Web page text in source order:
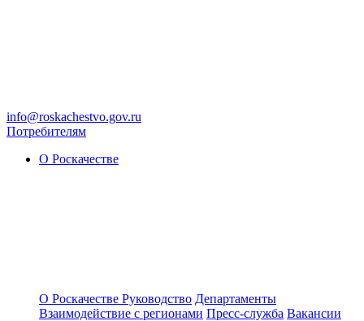
info@roskachestvo.gov.ru
Потребителям
О Роскачестве
О Роскачестве Руководство Департаменты
Взаимодействие с регионами Пресс-служба Вакансии